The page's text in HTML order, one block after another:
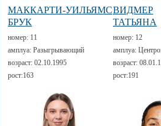
МАККАРТИ-УИЛЬЯМС
БРУК
номер: 11
амплуа: Разыгрывающий
возраст: 02.10.1995
рост:163
ВИДМЕР
ТАТЬЯНА
номер: 12
амплуа:
возраст:
рост:191